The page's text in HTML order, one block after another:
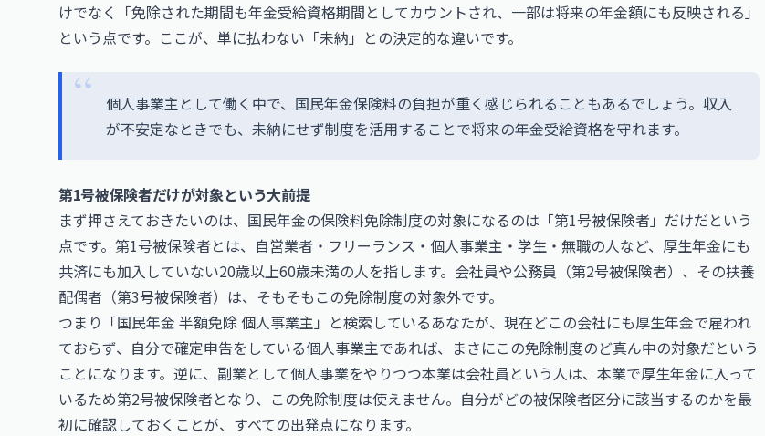
けでなく「免除された期間も年金受給資格期間としてカウントされ、一部は将来の年金額にも反映される」
という点です。ここが、単に払わない「未納」との決定的な違いです。
個人事業主として働く中で、国民年金保険料の負担が重く感じられることもあるでしょう。収入
が不安定なときでも、未納にせず制度を活用することで将来の年金受給資格を守れます。
第1号被保険者だけが対象という大前提
まず押さえておきたいのは、国民年金の保険料免除制度の対象になるのは「第1号被保険者」だけだという
点です。第1号被保険者とは、自営業者・フリーランス・個人事業主・学生・無職の人など、厚生年金にも
共済にも加入していない20歳以上60歳未満の人を指します。会社員や公務員（第2号被保険者）、その扶養
配偶者（第3号被保険者）は、そもそもこの免除制度の対象外です。
つまり「国民年金 半額免除 個人事業主」と検索しているあなたが、現在どこの会社にも厚生年金で雇われ
ておらず、自分で確定申告をしている個人事業主であれば、まさにこの免除制度のど真ん中の対象だという
ことになります。逆に、副業として個人事業をやりつつ本業は会社員という人は、本業で厚生年金に入って
いるため第2号被保険者となり、この免除制度は使えません。自分がどの被保険者区分に該当するのかを最
初に確認しておくことが、すべての出発点になります。